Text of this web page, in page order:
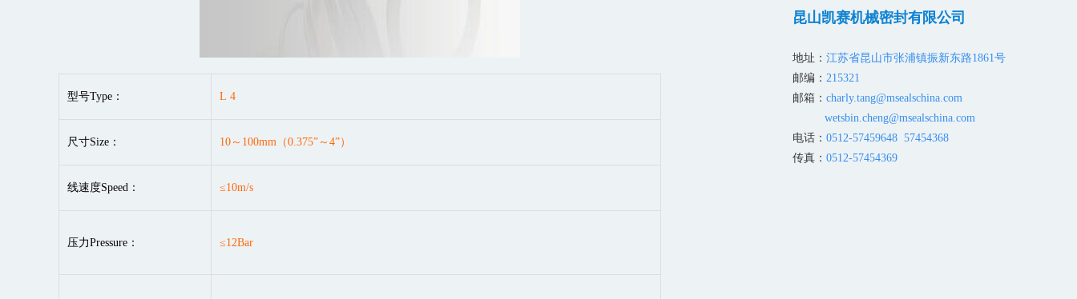
型号Type： L 4
尺寸Size： 10～100mm（0.375”～4”）
线速度Speed： ≤10m/s
压力Pressure： ≤12Bar
昆山凯赛机械密封有限公司
地址： 江苏省昆山市张浦镇振新东路1861号
邮编： 215321
邮箱： charly.tang@msealschina.com
wetsbin.cheng@msealschina.com
电话： 0512-57459648 57454368
传真： 0512-57454369